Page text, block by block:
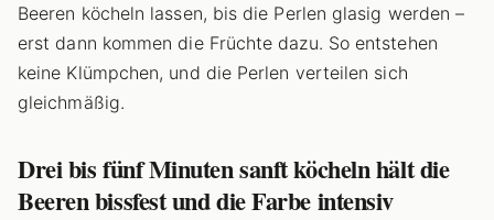
Beeren köcheln lassen, bis die Perlen glasig werden –
erst dann kommen die Früchte dazu. So entstehen
keine Klümpchen, und die Perlen verteilen sich
gleichmäßig.
Drei bis fünf Minuten sanft köcheln hält die
Beeren bissfest und die Farbe intensiv